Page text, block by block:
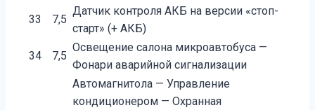
33 7,5
Датчик контроля АКБ на версии «стоп-
старт» (+ АКБ)
34 7,5
Освещение салона микроавтобуса —
Фонари аварийной сигнализации
Автомагнитола — Управление
кондиционером — Охранная